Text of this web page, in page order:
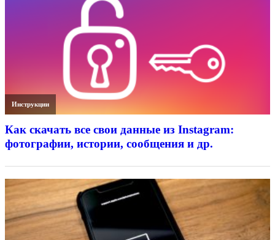
Инструкции
Как скачать все свои данные из Instagram:
фотографии, истории, сообщения и др.